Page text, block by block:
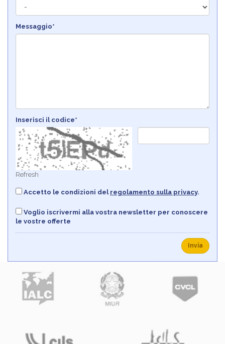
Messaggio*
Inserisci il codice*
Refresh
Accetto le condizioni del regolamento sulla privacy.
Voglio iscrivermi alla vostra newsletter per conoscere
le vostre offerte
Invia